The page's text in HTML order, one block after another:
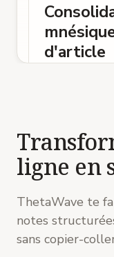
d'article
Qu'est-ce
l'information
Deux phases
systémique
corticale).
ligne en
ThetaWave te
notes
sans copier-